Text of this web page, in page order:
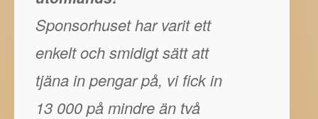
Sponsorhuset har varit ett
enkelt och smidigt sätt att
tjäna in pengar på, vi fick in
13 000 på mindre än två